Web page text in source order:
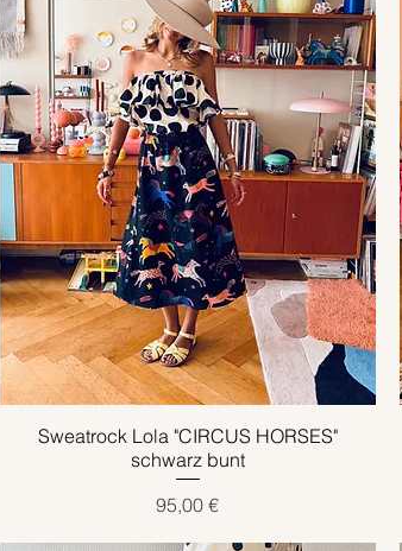
Schnellansicht
Sweatrock Lola "CIRCUS HORSES"
schwarz bunt
Preis
95,00 €